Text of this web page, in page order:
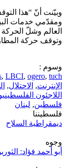
وبيّنت أنّ “هذا
ومقدّمي خدمات
العالم وشلّ
وتوقف حركة
وسوم :
, LBCI, ogero, tuch
الإنترنت, الاحتلال,
اللاجئون
فلسطين, لبنان
فلسطيننا
ديمقراطية السلاح
وجوه
أبو أحمد فؤاد: